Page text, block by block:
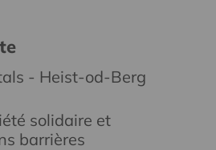
- Heist-od-Berg
solidaire et
barrières